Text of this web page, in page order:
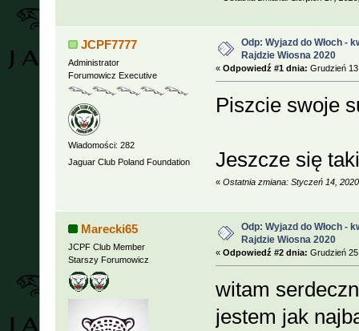
JCPF7777
Administrator
Forumowicz Executive
Wiadomości: 282
Jaguar Club Poland Foundation
Odp: Wyjazd do Włoch -
Rajdzie Wiosna 2020
« Odpowiedź #1 dnia: Grudzień
Piszcie swoje
Jeszcze się
« Ostatnia zmiana: Styczeń 14,
Marecki65
JCPF Club Member
Starszy Forumowicz
Odp: Wyjazd do Włoch -
Rajdzie Wiosna 2020
« Odpowiedź #2 dnia: Grudzień
witam
jestem jak